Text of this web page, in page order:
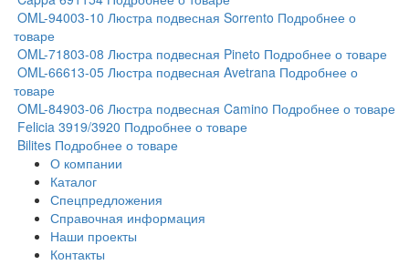
OML-94003-10 Люстра подвесная Sorrento Подробнее о
товаре
OML-71803-08 Люстра подвесная Pineto Подробнее о товаре
OML-66613-05 Люстра подвесная Avetrana Подробнее о
товаре
OML-84903-06 Люстра подвесная Camino Подробнее о товаре
Felicia 3919/3920 Подробнее о товаре
Bilites Подробнее о товаре
О компании
Каталог
Спецпредложения
Справочная информация
Наши проекты
Контакты